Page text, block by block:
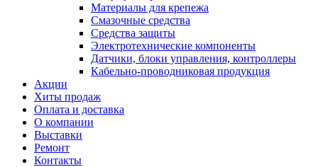
Материалы для крепежа
Смазочные средства
Средства защиты
Электротехнические компоненты
Датчики, блоки управления, контроллеры
Кабельно-проводниковая продукция
Акции
Хиты продаж
Оплата и доставка
О компании
Выставки
Ремонт
Контакты